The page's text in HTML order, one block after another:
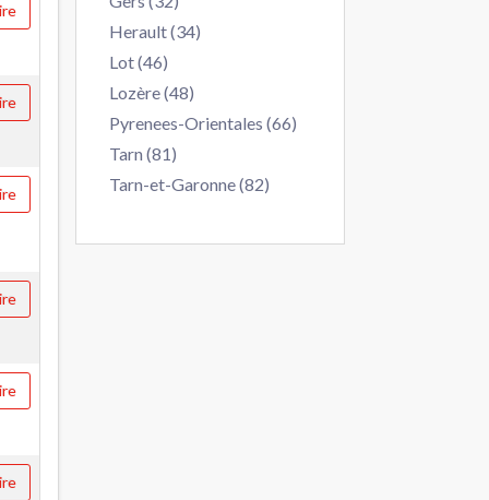
Herault (34)
Lot (46)
Lozère (48)
Pyrenees-Orientales (66)
Tarn (81)
Tarn-et-Garonne (82)